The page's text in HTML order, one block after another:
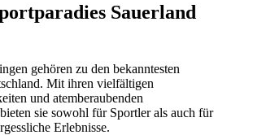
Sauerland
gehören zu den bekanntesten
Mit ihren vielfältigen
und atemberaubenden
sie sowohl für Sportler als auch für
Erlebnisse.